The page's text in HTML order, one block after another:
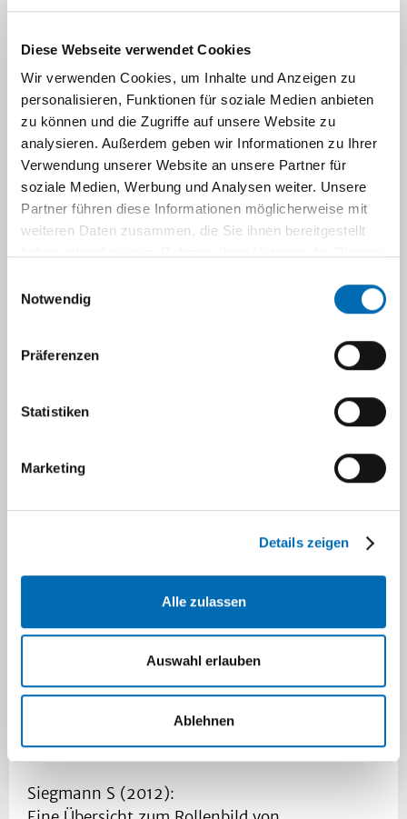
Diese Webseite verwendet Cookies
Wir verwenden Cookies, um Inhalte und Anzeigen zu
personalisieren, Funktionen für soziale Medien anbieten
zu können und die Zugriffe auf unsere Website zu
analysieren. Außerdem geben wir Informationen zu Ihrer
Verwendung unserer Website an unsere Partner für
soziale Medien, Werbung und Analysen weiter. Unsere
Partner führen diese Informationen möglicherweise mit
weiteren Daten zusammen, die Sie ihnen bereitgestellt
Notwendig
Präferenzen
Statistiken
Marketing
Details zeigen
Alle zulassen
Auswahl erlauben
Ablehnen
Richter J, Muth T, Brinks R, Hoffmann N, Koch
T, Siegrist J, Schneider M (2012):
Job-Related Burden and Effort-Reward
Imbalance in Patients with Systemic Lupus
Erythematosus.
Arthr Rheum 64: 410.
Schipke J, Muth T, Cleveland S (2012):
Safety of deep apneic diving. Letter to the
editor.
Sicherheitsingenieur 02: 8 -11, ISSN 0300-
Web 2.0 und Social Media: Auch ein Thema für
den Arbeitsschutz!
Siegmann S, Pachurka C (2012):
Media - Ein Perspektivthema für den
DGUV Forum 10: 18 - 21.
Siegmann S (2012):
Lärmbekämpfung 07 : 278 - 282.
Siegmann S (2012):